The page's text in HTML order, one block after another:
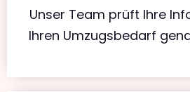
Unser Team prüft Ihre
Ihren Umzugsbedarf